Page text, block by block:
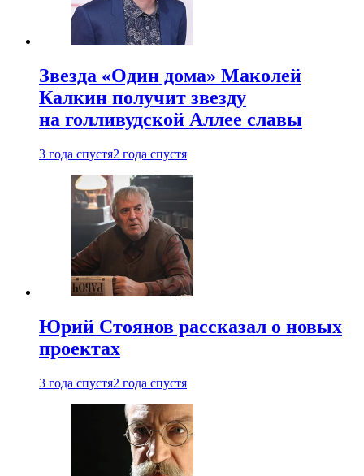
Звезда «Один дома» Маколей
Калкин получит звезду
на голливудской Аллее славы
3 года спустя2 года спустя
Юрий Стоянов рассказал о новых
проектах
3 года спустя2 года спустя